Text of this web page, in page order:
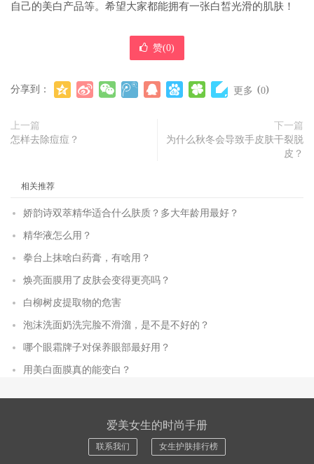
自己的美白产品等。希望大家都能拥有一张白皙光滑的肌肤！
赞(0)
分享到： 更多 (0)
上一篇
怎样去除痘痘？
下一篇
为什么秋冬会导致手皮肤干裂脱
皮？
相关推荐
娇韵诗双萃精华适合什么肤质？多大年龄用最好？
精华液怎么用？
拳台上抹啥白药膏，有啥用？
焕亮面膜用了皮肤会变得更亮吗？
白柳树皮提取物的危害
泡沫洗面奶洗完脸不滑溜，是不是不好的？
哪个眼霜牌子对保养眼部最好用？
用美白面膜真的能变白？
爱美女生的时尚手册
联系我们 女生护肤排行榜